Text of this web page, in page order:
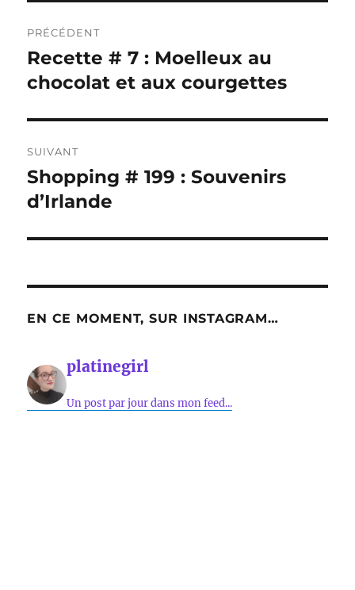
de
l’article
PRÉCÉDENT
Publication
précédente :
Recette # 7 : Moelleux au
chocolat et aux courgettes
SUIVANT
Publication
suivante :
Shopping # 199 : Souvenirs
d’Irlande
EN CE MOMENT, SUR INSTAGRAM…
platinegirl
Un post par jour dans mon feed...